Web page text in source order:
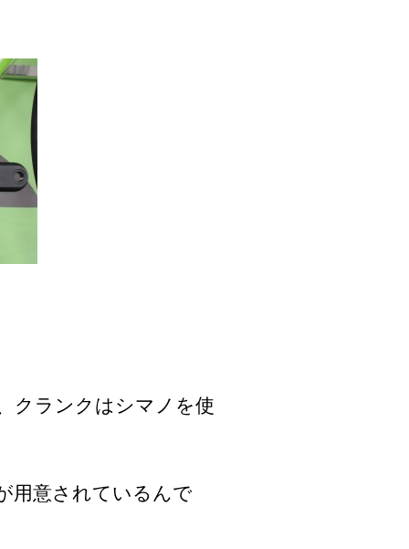
クランクはシマノを使
用意されているんで